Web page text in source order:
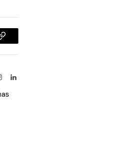
Copiar
InstagramLinkedIn